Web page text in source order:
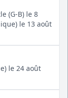
(G-B) le 8
le 13 août
le 24 août